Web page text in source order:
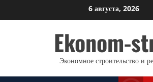
к
6 августа, 2026
Ekonom-
Экономное строительство и